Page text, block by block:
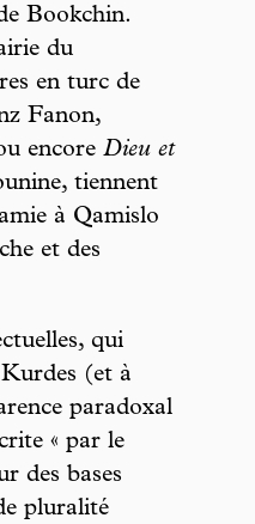
Bookchin.
du
en turc de
Fanon,
encore Dieu et
tiennent
à Qamislo
et des
qui
(et à
paradoxal
« par le
des bases
pluralité